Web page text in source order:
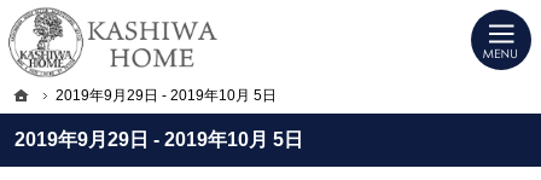
2019年9月29日 - 2019年10月 5日
プロの目線からご提案。宇都宮市・壬生町・小山市のデザイン注文住宅・高気密
KASHIWA HOME｜宇都宮市・壬生町・小山市のデザイン注文住宅・高気密高断
ホーム
2019年9月29日 - 2019年10月 5日